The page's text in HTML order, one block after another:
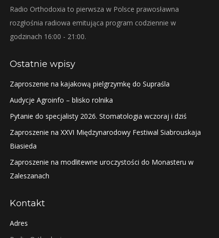
Radio Orthodoxia to pierwsza w Polsce prawosławna
rozgłośnia radiowa emitująca program codziennie w
godzinach 16:00 - 21:00.
Ostatnie wpisy
Zaproszenie na kajakową pielgrzymkę do Supraśla
Audycje Agroinfo – blisko rolnika
Pytanie do specjalisty 2026. Stomatologia wczoraj i dziś
Zaproszenie na XXVI Międzynarodowy Festiwal Siabrouskaja
Biasieda
Zaproszenie na modlitewne uroczystości do Monasteru w
Zaleszanach
Kontakt
Adres